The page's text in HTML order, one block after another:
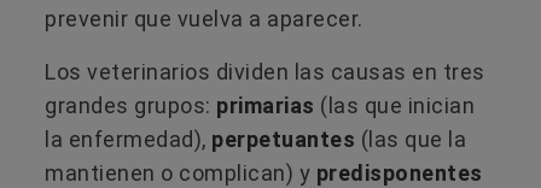
prevenir que vuelva a aparecer.
Los veterinarios dividen las causas en tres
grandes grupos: primarias (las que inician
la enfermedad), perpetuantes (las que la
mantienen o complican) y predisponentes